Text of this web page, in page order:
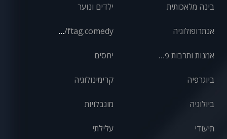
בינה מלאכותית
אנתרופולוגיה
אמנות ותרבות פופולרית
ביוגרפיה
ביולוגיה
ילדים ונוער
front/ftag.comedy
יחסים
קרימינולוגיה
מוגבלויות
תיעודי עלילתי